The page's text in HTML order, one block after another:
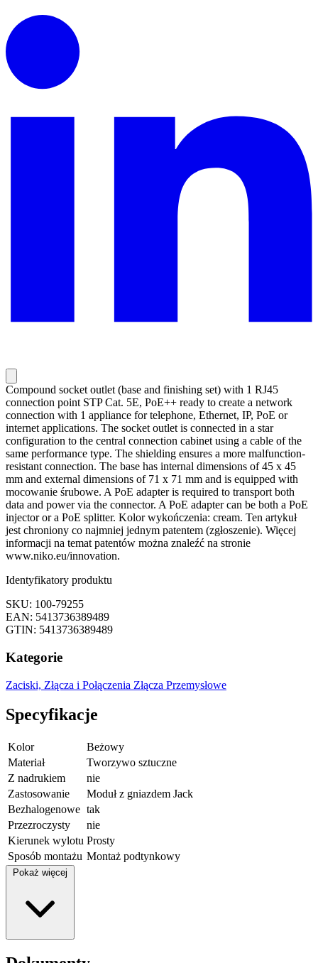
Compound socket outlet (base and finishing set) with 1 RJ45
connection point STP Cat. 5E, PoE++ ready to create a network
connection with 1 appliance for telephone, Ethernet, IP, PoE or
internet applications. The socket outlet is connected in a star
configuration to the central connection cabinet using a cable of the
same performance type. The shielding ensures a more malfunction-
resistant connection. The base has internal dimensions of 45 x 45
mm and external dimensions of 71 x 71 mm and is equipped with
mocowanie śrubowe. A PoE adapter is required to transport both
data and power via the connector. A PoE adapter can be both a PoE
injector or a PoE splitter. Kolor wykończenia: cream. Ten artykuł
jest chroniony co najmniej jednym patentem (zgłoszenie). Więcej
informacji na temat patentów można znaleźć na stronie
www.niko.eu/innovation.
Identyfikatory produktu
SKU: 100-79255
EAN: 5413736389489
GTIN: 5413736389489
Kategorie
Zaciski, Złącza i Połączenia Złącza Przemysłowe
Specyfikacje
Kolor
Beżowy
Materiał
Tworzywo sztuczne
Z nadrukiem
nie
Zastosowanie
Moduł z gniazdem Jack
Bezhalogenowe tak
Przezroczysty
nie
Kierunek wylotu Prosty
Sposób montażu Montaż podtynkowy
Pokaż więcej